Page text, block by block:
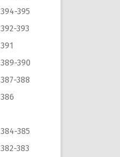
395
393
390
388
385
383